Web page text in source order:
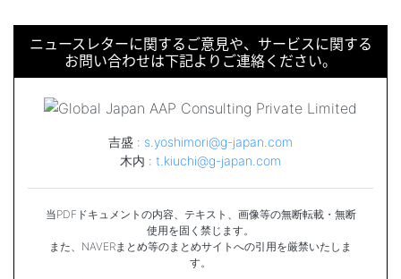
ニュースレターに関するご意見や、サービスに関する
お問い合わせは下記よりご連絡ください。
吉盛 : s.yoshimori@g-japan.com
木内 : t.kiuchi@g-japan.com
当PDFドキュメントの内容、テキスト、画像等の無断転載・無断
使用を固く禁じます。
また、NAVERまとめ等のまとめサイトへの引用を厳禁いたしま
す。